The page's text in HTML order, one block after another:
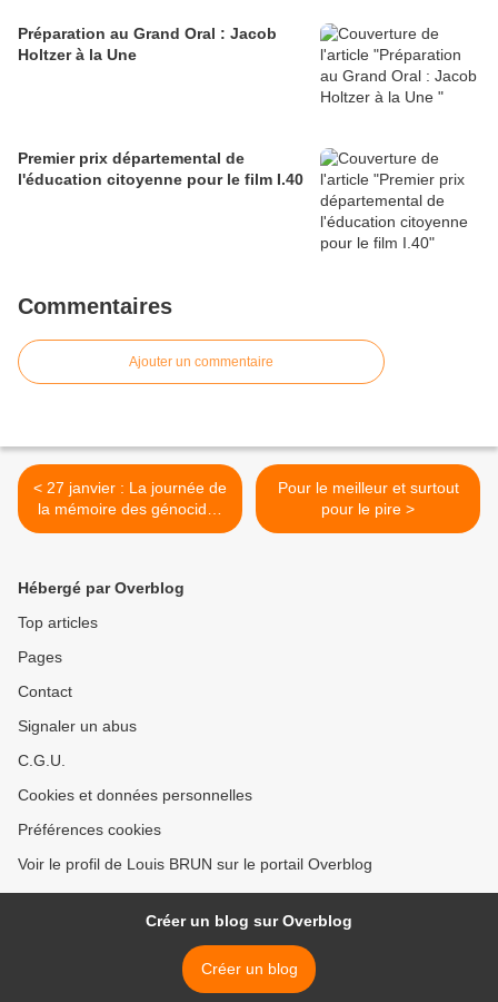
Préparation au Grand Oral : Jacob
Holtzer à la Une
Premier prix départemental de
l'éducation citoyenne pour le film I.40
Commentaires
Ajouter un commentaire
< 27 janvier : La journée de
la mémoire des génocides
et de la prévention des
Pour le meilleur et surtout
pour le pire >
Hébergé par Overblog
Top articles
Pages
Contact
Signaler un abus
C.G.U.
Cookies et données personnelles
Préférences cookies
Voir le profil de Louis BRUN sur le portail Overblog
Créer un blog sur Overblog
Créer un blog